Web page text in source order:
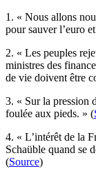
1. « Nous allons
pour sauver l’euro
2. « Les peuples
ministres des
de vie doivent être
3. « Sur la pression
foulée aux pieds. » (
4. « L’intérêt de la
Schaüble quand se
(Source)